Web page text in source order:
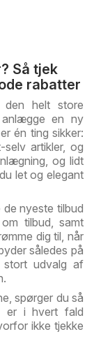
Så tjek
rabatter
helt store
en ny
én ting sikker:
artikler, og
og lidt
let og elegant
nyeste tilbud
tilbud, samt
dig til, når
således på
stort udvalg af
spørger du så
er i hvert fald
ikke tjekke